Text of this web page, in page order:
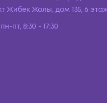
Жибек Жолы, дом 135, 6
пн-пт, 8:30 - 17:30